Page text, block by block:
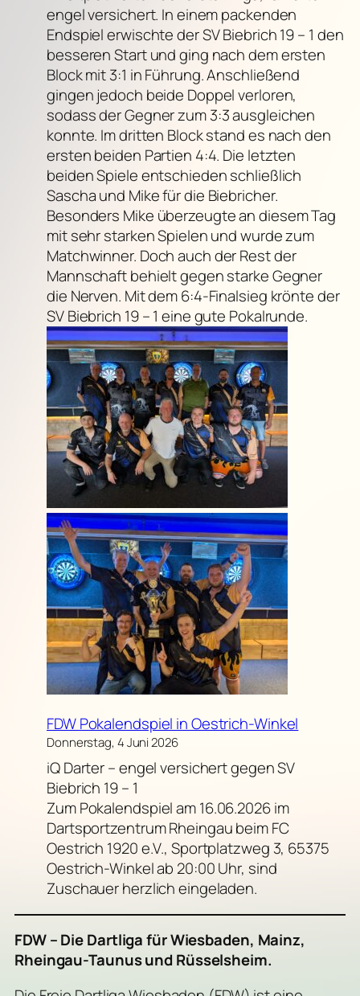
engel versichert. In einem packenden
Endspiel erwischte der SV Biebrich 19 – 1 den
besseren Start und ging nach dem ersten
Block mit 3:1 in Führung. Anschließend
gingen jedoch beide Doppel verloren,
sodass der Gegner zum 3:3 ausgleichen
konnte. Im dritten Block stand es nach den
ersten beiden Partien 4:4. Die letzten
beiden Spiele entschieden schließlich
Sascha und Mike für die Biebricher.
Besonders Mike überzeugte an diesem Tag
mit sehr starken Spielen und wurde zum
Matchwinner. Doch auch der Rest der
Mannschaft behielt gegen starke Gegner
die Nerven. Mit dem 6:4-Finalsieg krönte der
SV Biebrich 19 – 1 eine gute Pokalrunde.
FDW Pokalendspiel in Oestrich-Winkel
Donnerstag, 4 Juni 2026
iQ Darter – engel versichert gegen SV
Biebrich 19 – 1
Zum Pokalendspiel am 16.06.2026 im
Dartsportzentrum Rheingau beim FC
Oestrich 1920 e.V., Sportplatzweg 3, 65375
Oestrich-Winkel ab 20:00 Uhr, sind
Zuschauer herzlich eingeladen.
FDW – Die Dartliga für Wiesbaden, Mainz,
Rheingau-Taunus und Rüsselsheim.